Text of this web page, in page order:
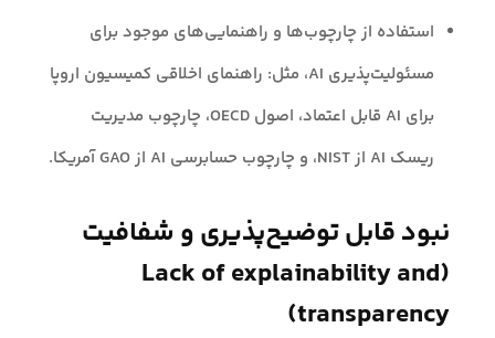
استفاده از چارچوب‌ها و راهنمایی‌های موجود برای
مسئولیت‌پذیری AI، مثل: راهنمای اخلاقی کمیسیون اروپا
برای AI قابل اعتماد، اصول OECD، چارچوب مدیریت
ریسک AI از NIST، و چارچوب حسابرسی AI از GAO آمریکا.
نبود قابل توضیح‌پذیری و شفافیت
(Lack of explainability and
transparency)